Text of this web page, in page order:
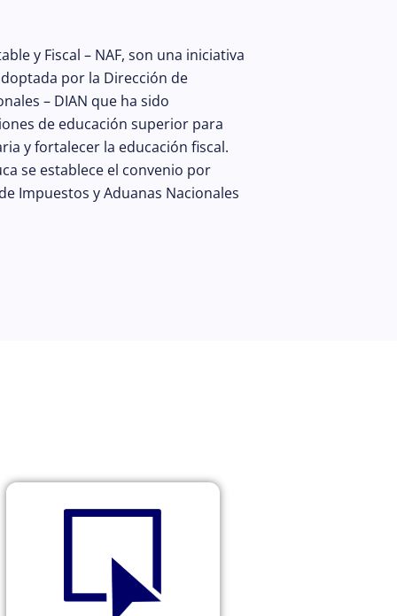
y Fiscal – NAF, son una iniciativa
por la Dirección de
– DIAN que ha sido
de educación superior para
y fortalecer la educación fiscal.
se establece el convenio por
Impuestos y Aduanas Nacionales